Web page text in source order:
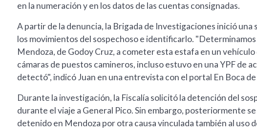
en la numeración y en los datos de las cuentas consignadas.
A partir de la denuncia, la Brigada de Investigaciones inició
los movimientos del sospechoso e identificarlo.
Mendoza, de Godoy Cruz, a cometer esta estafa en un
cámaras de puestos camineros, incluso estuvo en una YPF de
detectó", indicó Juan en una entrevista con el portal En Boca de
Durante la investigación, la Fiscalía solicitó la detención del
durante el viaje a General Pico. Sin embargo, posteriormente
detenido en Mendoza por otra causa vinculada también al uso